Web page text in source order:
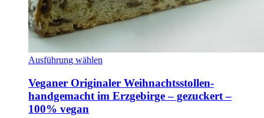
Veganer
Weihnachtsstollen-
handgemacht
im
Erzgebirge
Ausführung wählen
Veganer Originaler Weihnachtsstollen-
handgemacht im Erzgebirge – gezuckert –
100% vegan